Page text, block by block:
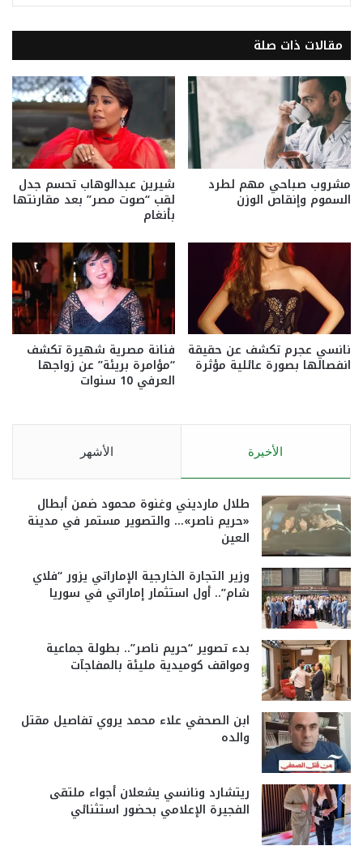
مقالات ذات صلة
مشروب صباحي مهم لطرد
السموم وإنقاص الوزن
شيرين عبدالوهاب تحسم جدل
لقب “صوت مصر” بعد مقارنتها
بأنغام
نانسي عجرم تكشف عن حقيقة
انفصالها بصورة عائلية مؤثرة
فنانة مصرية شهيرة تكشف
“مؤامرة بريئة” عن زواجها
العرفي 10 سنوات
الأخيرة الأشهر
طلال مارديني وغنوة محمود ضمن أبطال
«حريم ناصر»… والتصوير مستمر في مدينة
العين
وزير التجارة الخارجية الإماراتي يزور “فلاي
شام”.. أول استثمار إماراتي في سوريا
بدء تصوير “حريم ناصر”.. بطولة جماعية
ومواقف كوميدية مليئة بالمفاجآت
ابن الصحفي علاء محمد يروي تفاصيل مقتل
والده
ريتشارد ونانسي يشعلان أجواء ملتقى
الفجيرة الإعلامي بحضور استثنائي